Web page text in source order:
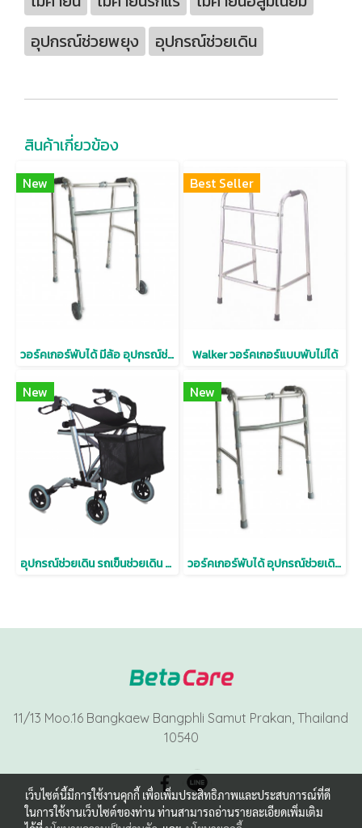
อุปกรณ์ช่วยพยุง
อุปกรณ์ช่วยเดิน
สินค้าเกี่ยวข้อง
New
วอร์คเกอร์พับได้ มีล้อ อุปกรณ์ช่วยเดิน อลูมิเนียมน้ำหนักเบา ปรับระดับได้
Best Seller
Walker วอร์คเกอร์แบบพับไม่ได้
New
อุปกรณ์ช่วยเดิน รถเข็นช่วยเดิน Rollator มีเบาะนั่งพร้อมตะกร้าใส่ของ
New
วอร์คเกอร์พับได้ อุปกรณ์ช่วยเดิน Walker อลูมิเนียมน้ำหนักเบา ปรับระดับได้
11/13 Moo.16 Bangkaew Bangphli Samut Prakan, Thailand
10540
เว็บไซต์นี้มีการใช้งานคุกกี้ เพื่อเพิ่มประสิทธิภาพและประสบการณ์ที่ดี
ในการใช้งานเว็บไซต์ของท่าน ท่านสามารถอ่านรายละเอียดเพิ่มเติม